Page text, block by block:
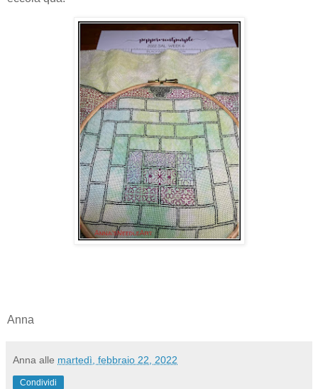
Anna
Anna alle martedì, febbraio 22, 2022
Condividi